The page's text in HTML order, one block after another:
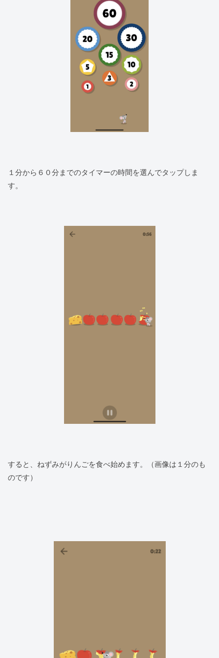
１分から６０分までのタイマーの時間を選んでタップしま
す。
すると、ねずみがりんごを食べ始めます。（画像は１分のも
のです）